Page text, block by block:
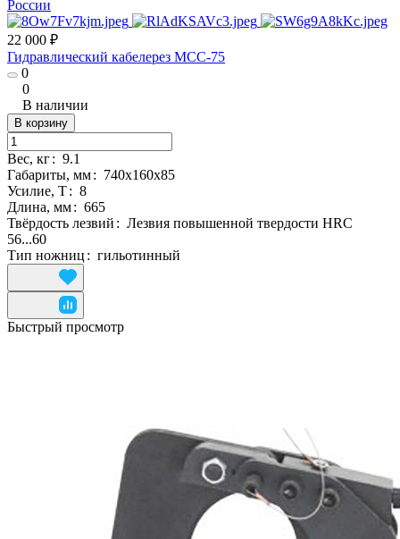
22 000 ₽
Гидравлический кабелерез MCC-75
0
0
В наличии
В корзину
Вес, кг: 9.1
Габариты, мм: 740х160х85
Усилие, Т: 8
Длина, мм: 665
Твёрдость лезвий : Лезвия повышенной твердости HRC
56...60
Тип ножниц : гильотинный
Быстрый просмотр